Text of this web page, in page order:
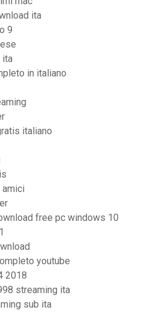
ita
9
ita
in italiano
italiano
amici
free pc windows 10
youtube
2018
streaming ita
sub ita